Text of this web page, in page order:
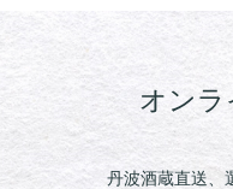
オン
丹波酒蔵直送、